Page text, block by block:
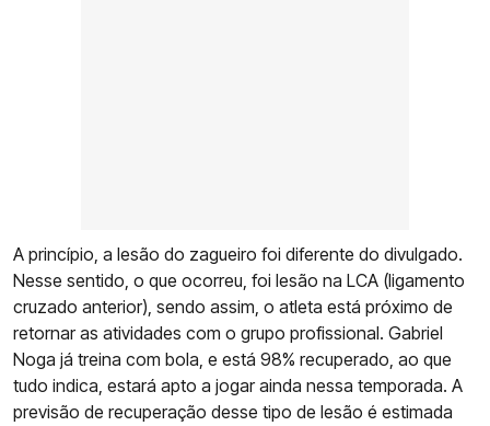
A princípio, a lesão do zagueiro foi diferente do divulgado.
Nesse sentido, o que ocorreu, foi lesão na LCA (ligamento
cruzado anterior), sendo assim, o atleta está próximo de
retornar as atividades com o grupo profissional. Gabriel
Noga já treina com bola, e está 98% recuperado, ao que
tudo indica, estará apto a jogar ainda nessa temporada. A
previsão de recuperação desse tipo de lesão é estimada